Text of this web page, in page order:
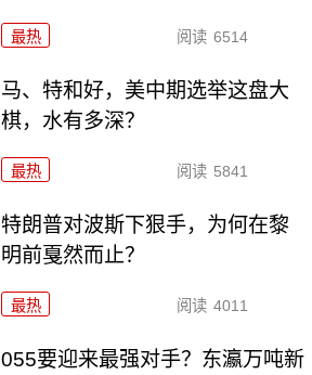
最热 阅读 6514
马、特和好，美中期选举这盘大
棋，水有多深？
最热 阅读 5841
特朗普对波斯下狠手，为何在黎
明前戛然而止？
最热 阅读 4011
055要迎来最强对手？东瀛万吨新